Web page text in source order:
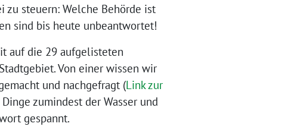
zu steuern: Welche Behörde ist
sind bis heute unbeantwortet!
auf die 29 aufgelisteten
Von einer wissen wir
und nachgefragt (Link zur
zumindest der Wasser und
gespannt.